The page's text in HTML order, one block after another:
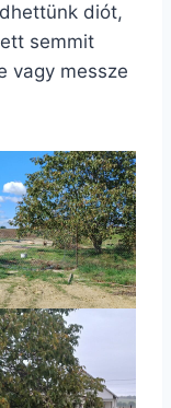
diót,
semmit
vagy messze